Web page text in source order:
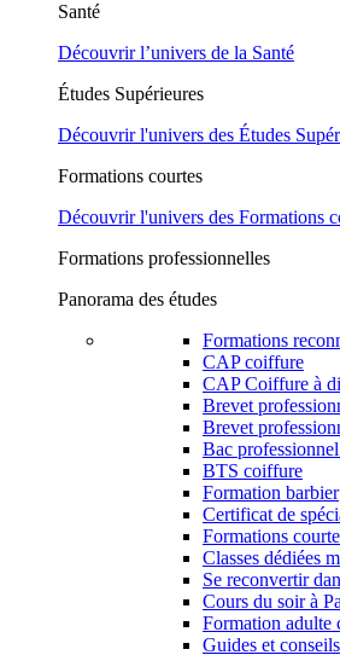
Santé
Découvrir l’univers de la Santé
Études Supérieures
Découvrir l'univers des Études
Formations courtes
Découvrir l'univers des Formations
Formations professionnelles
Panorama des études
Formations
CAP coiffure
CAP Coiffure à
Brevet
Brevet
Bac
BTS coiffure
Formation barbier
Certificat de
Formations
Classes dédiées
Se reconvertir
Cours du soir à
Formation adulte
Guides et